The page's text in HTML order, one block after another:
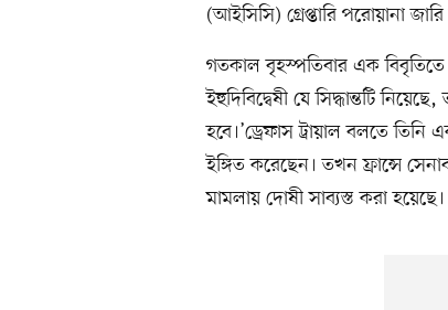
(আইসিসি) গ্রেপ্তারি পরোয়ানা
গতকাল বৃহস্পতিবার এক
ইহুদিবিদ্বেষী যে সিদ্ধান্তটি
হবে।’ড্রেফাস ট্রায়াল বলতে
ইঙ্গিত করেছেন। তখন ফ্রান্সে
মামলায় দোষী সাব্যস্ত করা